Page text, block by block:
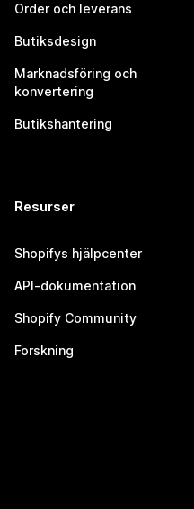
Order och leverans
Butiksdesign
Marknadsföring och
konvertering
Butikshantering
Resurser
Shopifys hjälpcenter
API-dokumentation
Shopify Community
Forskning